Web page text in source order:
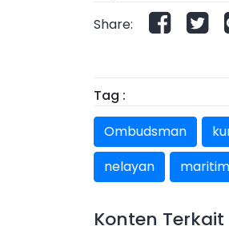
Share:
Tag :
Ombudsman
nelayan
maritim
Konten Terkait